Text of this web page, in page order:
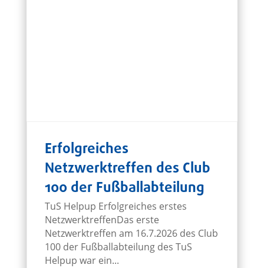
Erfolgreiches
Netzwerktreffen des Club
100 der Fußballabteilung
TuS Helpup Erfolgreiches erstes
NetzwerktreffenDas erste
Netzwerktreffen am 16.7.2026 des Club
100 der Fußballabteilung des TuS
Helpup war ein...